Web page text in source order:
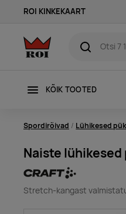
ROI KINKEKAART
KÕIK TOOTED
Spordirõivad Lühikesed
Naiste lühikesed
Stretch-kangast